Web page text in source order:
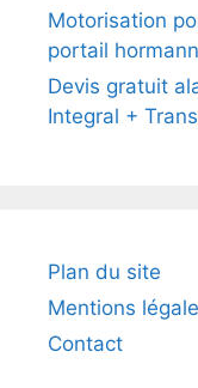
Motorisation
portail
Devis gratuit
Integral +
Plan du site
Mentions
Contact